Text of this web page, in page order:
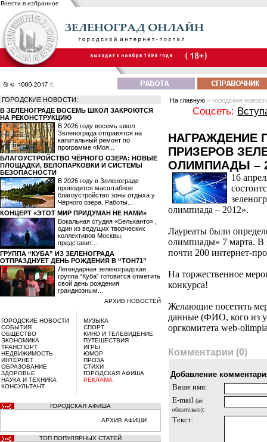
Внести в избранное
ГОРОДСКИЕ НОВОСТИ:
В ЗЕЛЕНОГРАДЕ ВОСЕМЬ ШКОЛ ЗАКРОЮТСЯ
НА РЕКОНСТРУКЦИЮ
В 2026 году восемь школ
Зеленограда отправятся на
капитальный ремонт по
программе «Моя...
БЛАГОУСТРОЙСТВО ЧЁРНОГО ОЗЕРА: НОВЫЕ
ПЛОЩАДКИ, ВЕЛОПАРКОВКИ И СИСТЕМЫ
БЕЗОПАСНОСТИ
В 2026 году в Зеленограде
проводится масштабное
благоустройство зоны отдыха у
Чёрного озера. Работы...
КОНЦЕРТ «ЭТОТ МИР ПРИДУМАН НЕ НАМИ»
Вокальная студия «Бельканто» ,
один из ведущих творческих
коллективов Москвы,
представит...
ГРУППА “КУБА” ИЗ ЗЕЛЕНОГРАДА
ОТПРАЗДНУЕТ ДЕНЬ РОЖДЕНИЯ В “ТОН71”
Легендарная зеленоградская
группа “Куба” готовится отметить
свой день рождения
грандиозным...
АРХИВ НОВОСТЕЙ
ГОРОДСКИЕ НОВОСТИ
СОБЫТИЯ
ОБЩЕСТВО
ЭКОНОМИКА
ТРАНСПОРТ
НЕДВИЖИМОСТЬ
ИНТЕРНЕТ
ОБРАЗОВАНИЕ
ЗДОРОВЬЕ
НАУКА И ТЕХНИКА
КОНСУЛЬТАНТ
МУЗЫКА
СПОРТ
КИНО И ТЕЛЕВИДЕНИЕ
ПУТЕШЕСТВИЯ
ИГРЫ
ЮМОР
ПРОЗА
СТИХИ
ГОРОДСКАЯ АФИША
РЕКЛАМА
ГОРОДСКАЯ АФИША
АРХИВ АФИШИ
ТОП ПОПУЛЯРНЫХ СТАТЕЙ
На главную > городские
Соцсеть:
НАГРАЖДЕНИЕ
ПРИЗЕРОВ
ОЛИМПИАДЫ –
16
олимпиада – 2012».
Лауреаты были
олимпиады» 7 марта. В
почти 200 интернет-
На торжественное
конкурса!
Желающие посетить
данные (ФИО, кого из
оргкомитета web-
Комментарии (0)
Добавление
Ваше имя:
E-mail (не
обязательно):
Текст: